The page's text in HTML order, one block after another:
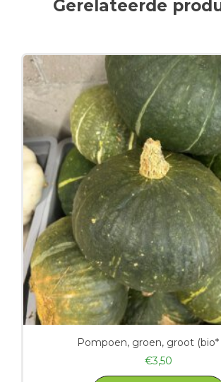
Gerelateerde
Pompoen, groen, groot (bio*
€3,50